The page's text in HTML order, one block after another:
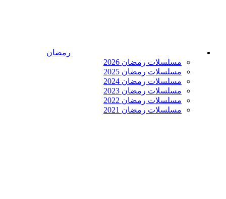
رمضان
مسلسلات رمضان 2026
مسلسلات رمضان 2025
مسلسلات رمضان 2024
مسلسلات رمضان 2023
مسلسلات رمضان 2022
مسلسلات رمضان 2021